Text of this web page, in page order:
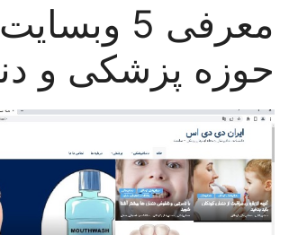
معرفی 5
حوزه پزشکی و